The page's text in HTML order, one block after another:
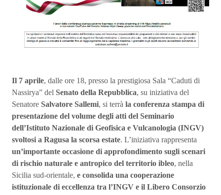
Il 7 aprile, dalle ore 18, presso la prestigiosa Sala “Caduti di
Nassirya” del Senato della Repubblica, su iniziativa del
Senatore Salvatore Sallemi, si terrà la conferenza stampa di
presentazione del volume degli atti del Seminario
dell’Istituto Nazionale di Geofisica e Vulcanologia (INGV)
svoltosi a Ragusa la scorsa estate. L’iniziativa rappresenta
un’importante occasione di approfondimento sugli scenari
di rischio naturale e antropico del territorio ibleo, nella
Sicilia sud-orientale, e consolida una cooperazione
istituzionale di eccellenza tra l’INGV e il Libero Consorzio